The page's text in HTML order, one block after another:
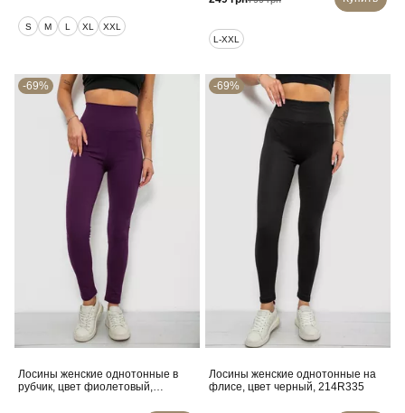
S M L XL XXL
L-XXL
-69%
Лосины женские однотонные в
рубчик, цвет фиолетовый,
-69%
Лосины женские однотонные на
флисе, цвет черный, 214R335